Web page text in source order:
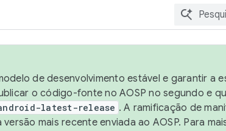
de desenvolvimento estável e garantir a
o código-fonte no AOSP no segundo e
latest-release . A ramificação de
mais recente enviada ao AOSP. Para